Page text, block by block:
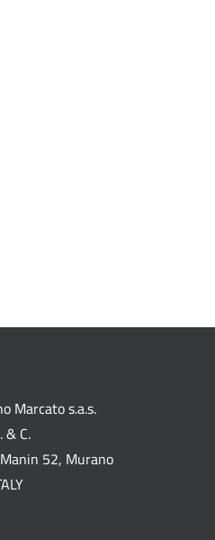
Marcato s.a.s.
C.
52, Murano